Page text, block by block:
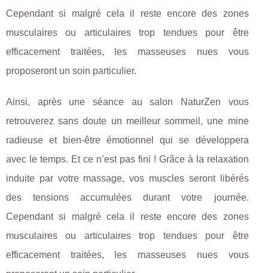
Cependant si malgré cela il reste encore des zones
musculaires ou articulaires trop tendues pour être
efficacement traitées, les masseuses nues vous
proposeront un soin particulier.
Ainsi, après une séance au salon NaturZen vous
retrouverez sans doute un meilleur sommeil, une mine
radieuse et bien-être émotionnel qui se développera
avec le temps. Et ce n’est pas fini ! Grâce à la relaxation
induite par votre massage, vos muscles seront libérés
des tensions accumulées durant votre journée.
Cependant si malgré cela il reste encore des zones
musculaires ou articulaires trop tendues pour être
efficacement traitées, les masseuses nues vous